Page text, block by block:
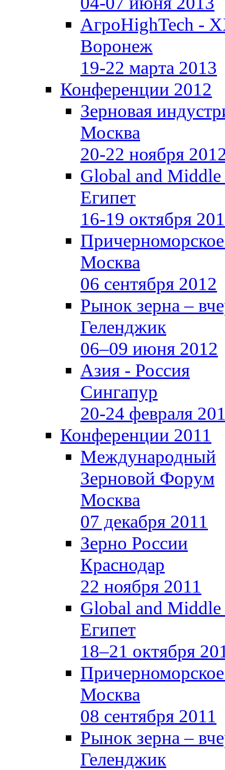
АгроHighTech -
Воронеж
19-22 марта 2013
Конференции 2012
Зерновая
Москва
20-22 ноября
Global and
Египет
16-19 октября
Москва
06 сентября 2012
Рынок зерна –
Геленджик
06–09 июня 2012
Азия - Россия
Сингапур
20-24 февраля
Конференции 2011
Международный
Зерновой Форум
Москва
07 декабря 2011
Зерно России
Краснодар
22 ноября 2011
Global and
Египет
18–21 октября
Москва
08 сентября 2011
Рынок зерна –
Геленджик